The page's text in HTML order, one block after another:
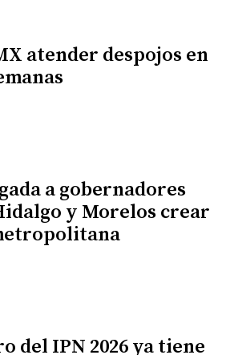
atender despojos en
a gobernadores
y Morelos crear
del IPN 2026 ya tiene